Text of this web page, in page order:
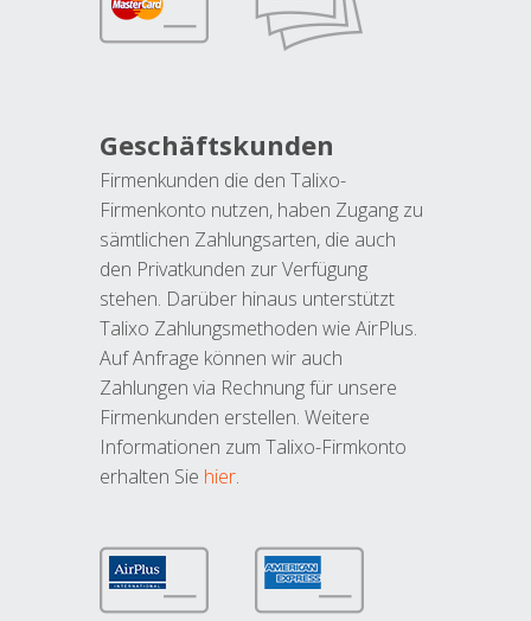
Geschäftskunden
Firmenkunden die den Talixo-
Firmenkonto nutzen, haben Zugang zu
sämtlichen Zahlungsarten, die auch
den Privatkunden zur Verfügung
stehen. Darüber hinaus unterstützt
Talixo Zahlungsmethoden wie AirPlus.
Auf Anfrage können wir auch
Zahlungen via Rechnung für unsere
Firmenkunden erstellen. Weitere
Informationen zum Talixo-Firmkonto
erhalten Sie hier.